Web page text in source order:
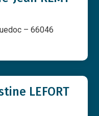
– 66046
LEFORT